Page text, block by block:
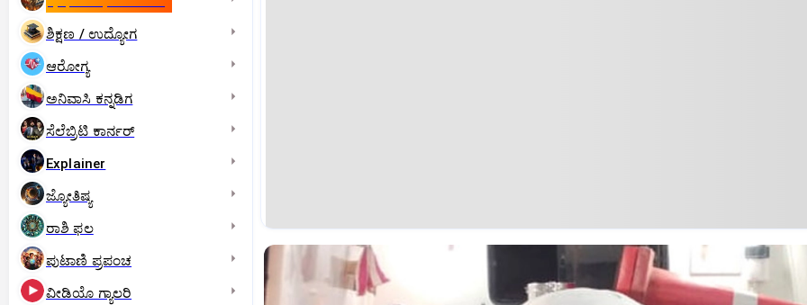
ಶಿಕ್ಷಣ / ಉದ್ಯೋಗ
ಆರೋಗ್ಯ
ಅನಿವಾಸಿ ಕನ್ನಡಿಗ
ಸೆಲೆಬ್ರಿಟಿ ಕಾರ್ನರ್‌
Explainer
ಜ್ಯೋತಿಷ್ಯ
ರಾಶಿ ಫಲ
ಪುಟಾಣಿ ಪ್ರಪಂಚ
ವೀಡಿಯೊ ಗ್ಯಾಲರಿ